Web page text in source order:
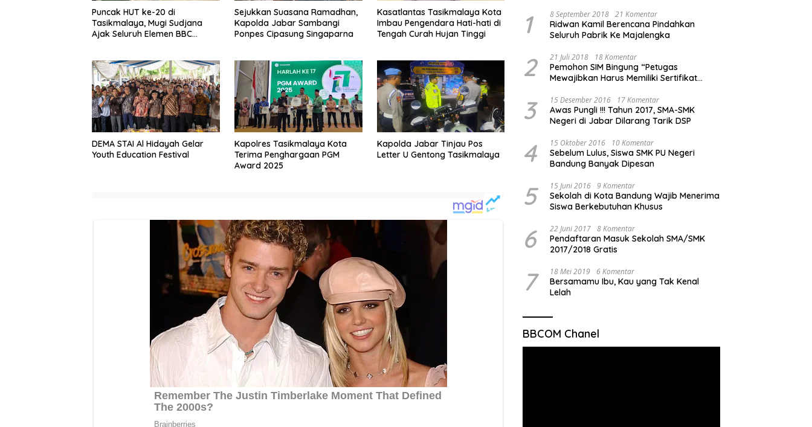
Puncak HUT ke-20 di
Tasikmalaya, Mugi Sudjana
Ajak Seluruh Elemen BBC
Sejukkan Suasana Ramadhan,
Kapolda Jabar Sambangi
Ponpes Cipasung Singaparna
Kasatlantas Tasikmalaya Kota
Imbau Pengendara Hati-hati di
Tengah Curah Hujan Tinggi
DEMA STAI Al Hidayah Gelar
Youth Education Festival
Kapolres Tasikmalaya Kota
Terima Penghargaan PGM
Award 2025
Kapolda Jabar Tinjau Pos
Letter U Gentong Tasikmalaya
1 8 September 2018 21 Komentar
Ridwan Kamil Berencana Pindahkan
Seluruh Pabrik Ke Majalengka
2 21 Juli 2018 18 Komentar
Pemohon SIM Bingung “Petugas
Mewajibkan Harus Memiliki Sertifikat
3 15 Desember 2016 17 Komentar
Awas Pungli !!! Tahun 2017, SMA-SMK
Negeri di Jabar Dilarang Tarik DSP
4 15 Oktober 2016 10 Komentar
Sebelum Lulus, Siswa SMK PU Negeri
Bandung Banyak Dipesan
5 15 Juni 2016 9 Komentar
Sekolah di Kota Bandung Wajib Menerima
Siswa Berkebutuhan Khusus
6 22 Juni 2017 8 Komentar
Pendaftaran Masuk Sekolah SMA/SMK
2017/2018 Gratis
7 18 Mei 2019 6 Komentar
Bersamamu Ibu, Kau yang Tak Kenal
Lelah
BBCOM Chanel